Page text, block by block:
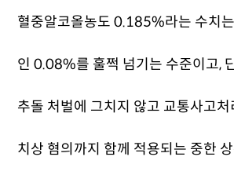
혈중알코올농도 0.185%라는 수치
인 0.08%를 훌쩍 넘기는 수준이고,
추돌 처벌에 그치지 않고 교통사고
치상 혐의까지 함께 적용되는 중한